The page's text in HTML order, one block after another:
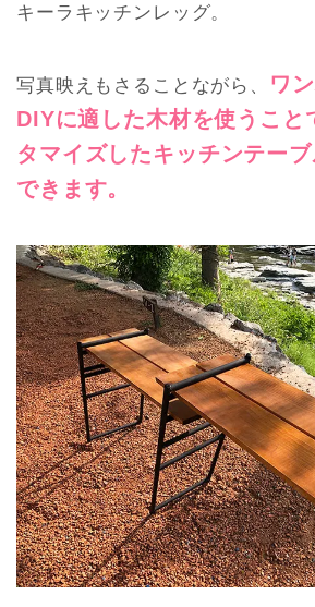
キーラキッチンレッグ。
写真映えもさることながら、
ワ
DIYに適した木材を使うこと
タマイズしたキッチンテー
できます。